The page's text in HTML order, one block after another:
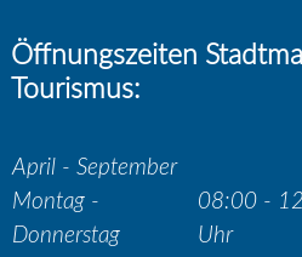
Öffnungszeiten
Tourismus:
April - September
Montag -
Donnerstag
08:00 -
Uhr